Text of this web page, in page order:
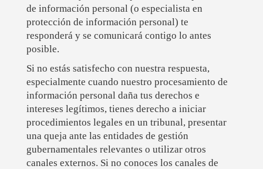
de información personal (o especialista en
protección de información personal) te
responderá y se comunicará contigo lo antes
posible.
Si no estás satisfecho con nuestra respuesta,
especialmente cuando nuestro procesamiento de
información personal daña tus derechos e
intereses legítimos, tienes derecho a iniciar
procedimientos legales en un tribunal, presentar
una queja ante las entidades de gestión
gubernamentales relevantes o utilizar otros
canales externos. Si no conoces los canales de